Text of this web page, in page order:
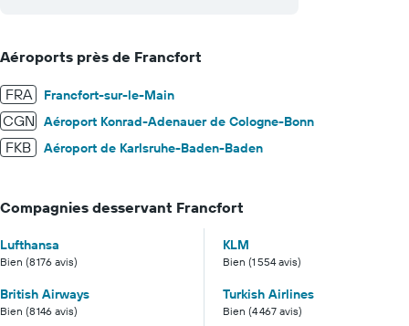
Aéroports près de Francfort
FRA Francfort-sur-le-Main
CGN Aéroport Konrad-Adenauer de Cologne-Bonn
FKB Aéroport de Karlsruhe-Baden-Baden
Compagnies desservant Francfort
Lufthansa
Bien (8 176 avis)
KLM
Bien (1 554 avis)
British Airways
Bien (8 146 avis)
Turkish Airlines
Bien (4 467 avis)